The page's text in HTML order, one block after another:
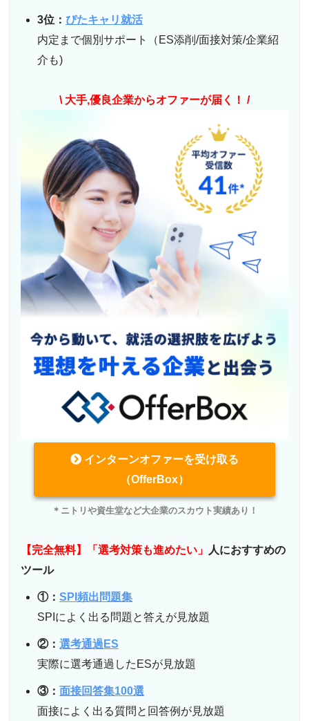
3位： ぴたキャリ就活
内定まで個別サポート（ES添削/面接対策/企業紹
介も)
\ 大手,優良企業からオファーが届く！ /
インターンオファーを受け取る
（OfferBox）
＊ニトリや資生堂など大企業のスカウト実績あり！
【完全無料】「選考対策も進めたい」
人におすすめの
ツール
①： SPI頻出問題集
SPIによく出る問題と答えが見放題
②： 選考通過ES
実際に選考通過したESが見放題
③： 面接回答集100選
面接によく出る質問と回答例が見放題